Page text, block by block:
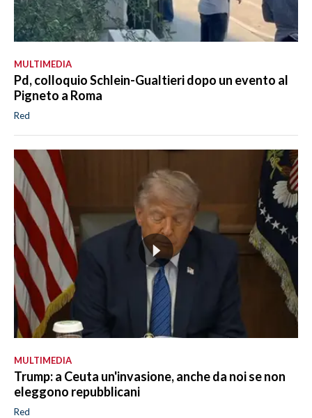
MULTIMEDIA
Pd, colloquio Schlein-Gualtieri dopo un evento al
Pigneto a Roma
Red
MULTIMEDIA
Trump: a Ceuta un'invasione, anche da noi se non
eleggono repubblicani
Red